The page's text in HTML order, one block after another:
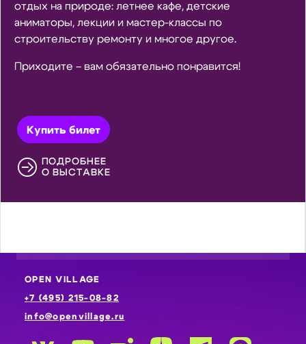
отдых на природе: летнее кафе, детские
аниматоры, лекции и мастер-классы по
строительству ремонту и многое другое.
Приходите – вам обязательно понравится!
Купить билет
ПОДРОБНЕЕ
О ВЫСТАВКЕ
OPEN VILLAGE
+7 (495) 215-08-82
info@openvillage.ru